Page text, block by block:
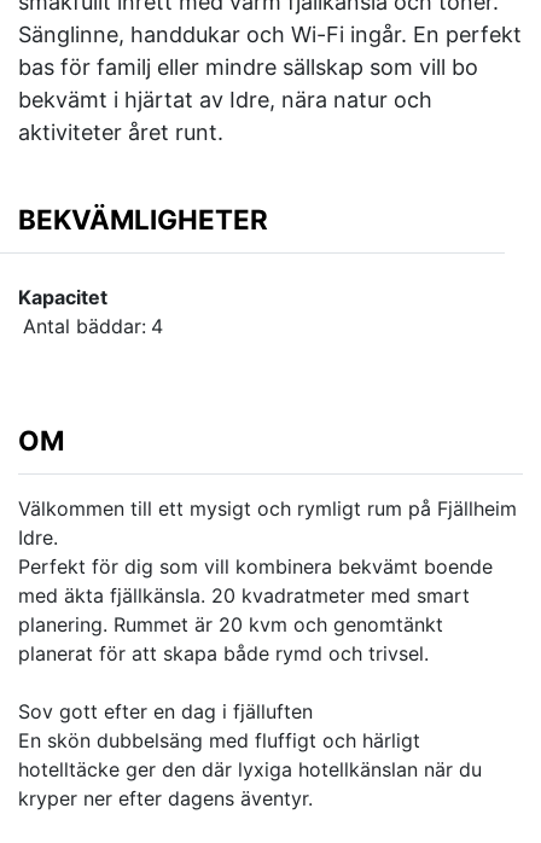
Sänglinne, handdukar och Wi-Fi ingår. En perfekt
bas för familj eller mindre sällskap som vill bo
bekvämt i hjärtat av Idre, nära natur och
aktiviteter året runt.
BEKVÄMLIGHETER
Kapacitet
Antal bäddar: 4
OM
Välkommen till ett mysigt och rymligt rum på Fjällheim
Idre.
Perfekt för dig som vill kombinera bekvämt boende
med äkta fjällkänsla. 20 kvadratmeter med smart
planering. Rummet är 20 kvm och genomtänkt
planerat för att skapa både rymd och trivsel.
Sov gott efter en dag i fjälluften
En skön dubbelsäng med fluffigt och härligt
hotelltäcke ger den där lyxiga hotellkänslan när du
kryper ner efter dagens äventyr.